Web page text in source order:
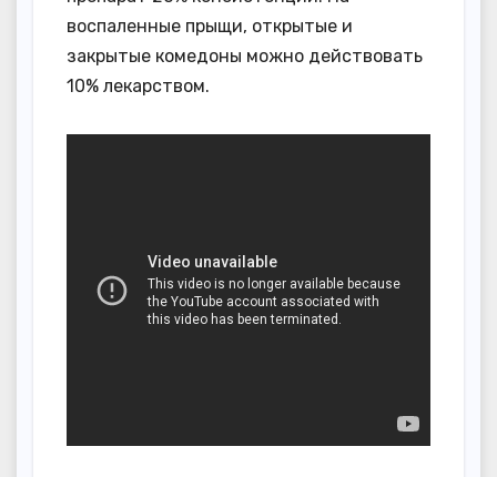
воспаленные прыщи, открытые и
закрытые комедоны можно действовать
10% лекарством.